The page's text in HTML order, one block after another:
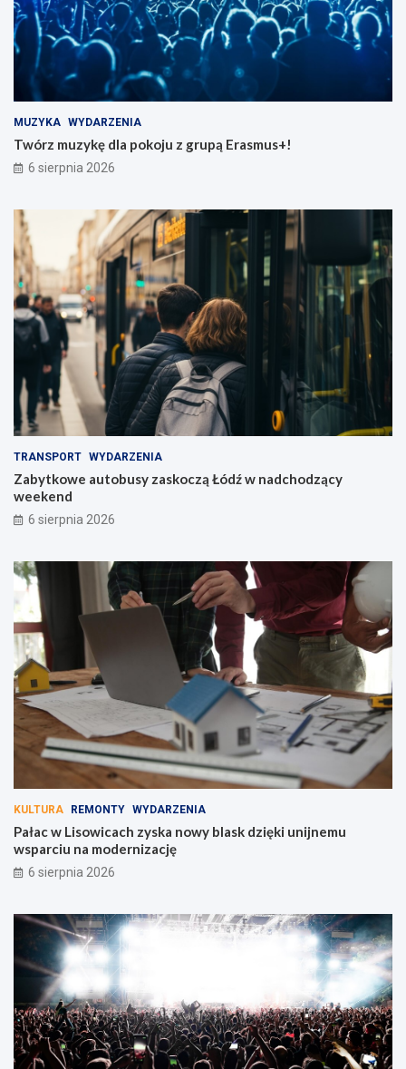
MUZYKA WYDARZENIA
Twórz muzykę dla pokoju z grupą Erasmus+!
6 sierpnia 2026
TRANSPORT WYDARZENIA
Zabytkowe autobusy zaskoczą Łódź w nadchodzący
weekend
6 sierpnia 2026
KULTURA REMONTY WYDARZENIA
Pałac w Lisowicach zyska nowy blask dzięki unijnemu
wsparciu na modernizację
6 sierpnia 2026